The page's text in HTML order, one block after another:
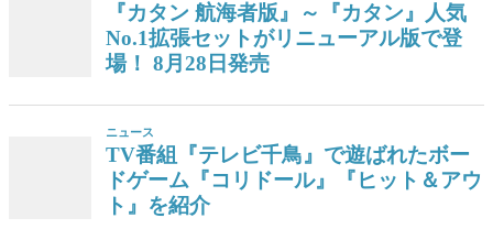
『カタン 航海者版』～『カタン』人気
No.1拡張セットがリニューアル版で登
場！ 8月28日発売
ニュース
TV番組『テレビ千鳥』で遊ばれたボー
ドゲーム『コリドール』『ヒット＆アウ
ト』を紹介